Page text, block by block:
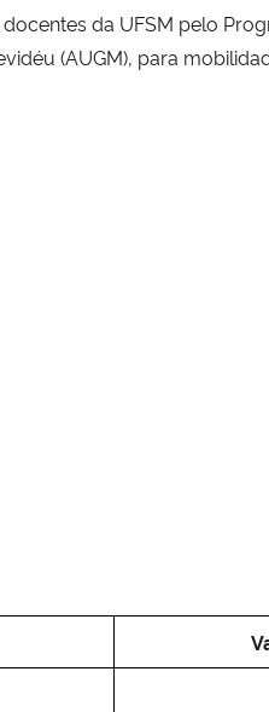
da UFSM pelo
(AUGM), para